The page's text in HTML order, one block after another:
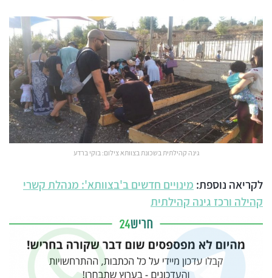
גינה קהילתית בשכונת בצוותא צילום: בוקי ברדע
לקריאה נוספת: מינויים חדשים ב'בצוותא': מנהלת קשרי
קהילה ורכז גינה קהילתית